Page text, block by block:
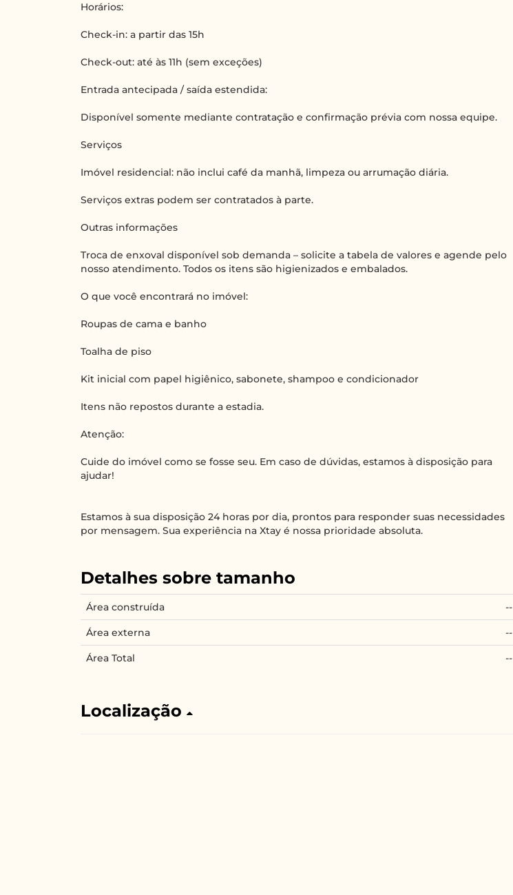
Horários:
Check-in: a partir das 15h
Check-out: até às 11h (sem exceções)
Entrada antecipada / saída estendida:
Disponível somente mediante contratação e confirmação prévia com nossa equipe.
Serviços
Imóvel residencial: não inclui café da manhã, limpeza ou arrumação diária.
Serviços extras podem ser contratados à parte.
Outras informações
Troca de enxoval disponível sob demanda – solicite a tabela de valores e agende pelo
nosso atendimento. Todos os itens são higienizados e embalados.
O que você encontrará no imóvel:
Roupas de cama e banho
Toalha de piso
Kit inicial com papel higiênico, sabonete, shampoo e condicionador
Itens não repostos durante a estadia.
Atenção:
Cuide do imóvel como se fosse seu. Em caso de dúvidas, estamos à disposição para
ajudar!
Estamos à sua disposição 24 horas por dia, prontos para responder suas necessidades
por mensagem. Sua experiência na Xtay é nossa prioridade absoluta.
Detalhes sobre tamanho
Área construída --
Área externa --
Área Total --
Localização